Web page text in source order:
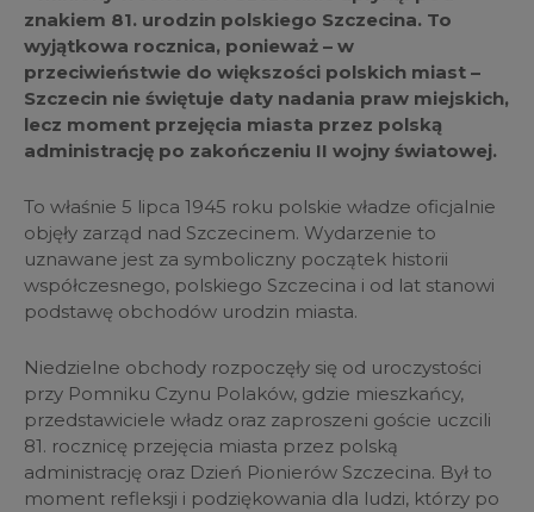
znakiem 81. urodzin polskiego Szczecina. To
wyjątkowa rocznica, ponieważ – w
przeciwieństwie do większości polskich miast –
Szczecin nie świętuje daty nadania praw miejskich,
lecz moment przejęcia miasta przez polską
administrację po zakończeniu II wojny światowej.
To właśnie 5 lipca 1945 roku polskie władze oficjalnie
objęły zarząd nad Szczecinem. Wydarzenie to
uznawane jest za symboliczny początek historii
współczesnego, polskiego Szczecina i od lat stanowi
podstawę obchodów urodzin miasta.
Niedzielne obchody rozpoczęły się od uroczystości
przy Pomniku Czynu Polaków, gdzie mieszkańcy,
przedstawiciele władz oraz zaproszeni goście uczcili
81. rocznicę przejęcia miasta przez polską
administrację oraz Dzień Pionierów Szczecina. Był to
moment refleksji i podziękowania dla ludzi, którzy po